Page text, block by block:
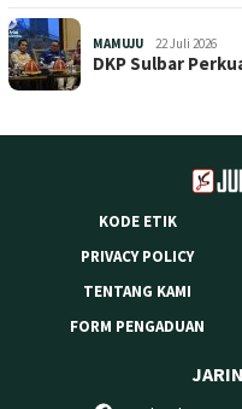
MAMUJU 22 Juli 2026
DKP Sulbar
KODE ETIK
PRIVACY POLICY
TENTANG KAMI
FORM PENGADUAN